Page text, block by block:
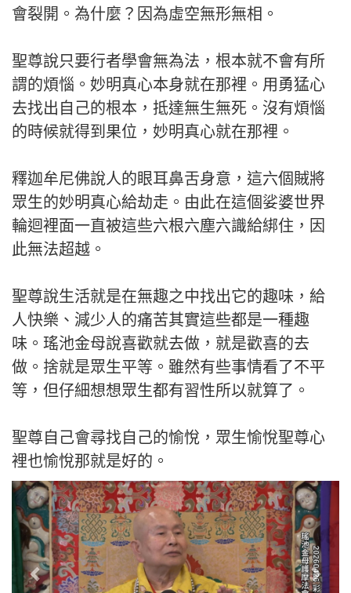
會裂開。為什麼？因為虛空無形無相。
聖尊說只要行者學會無為法，根本就不會有所
謂的煩惱。妙明真心本身就在那裡。用勇猛心
去找出自己的根本，抵達無生無死。沒有煩惱
的時候就得到果位，妙明真心就在那裡。
釋迦牟尼佛說人的眼耳鼻舌身意，這六個賊將
眾生的妙明真心給劫走。由此在這個娑婆世界
輪迴裡面一直被這些六根六塵六識給綁住，因
此無法超越。
聖尊說生活就是在無趣之中找出它的趣味，給
人快樂、減少人的痛苦其實這些都是一種趣
味。瑤池金母說喜歡就去做，就是歡喜的去
做。捨就是眾生平等。雖然有些事情看了不平
等，但仔細想想眾生都有習性所以就算了。
聖尊自己會尋找自己的愉悅，眾生愉悅聖尊心
裡也愉悅那就是好的。